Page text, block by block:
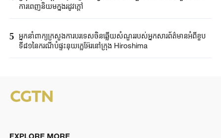
ការពេញនិយមក្នុងរដូវក្តៅ
5 អ្នកនាំពាក្យ​ក្រសួងការបរទេស​ចិនឆ្លើយសំណួរ​របស់​អ្នកសារព័ត៌មាន​អំពីខួប​
ទី៨១នៃ​ករណី​បំផ្ទុះនុយក្លេអ៊ែរ​នៅក្រុង ​Hiroshima ​
EXPLORE MORE